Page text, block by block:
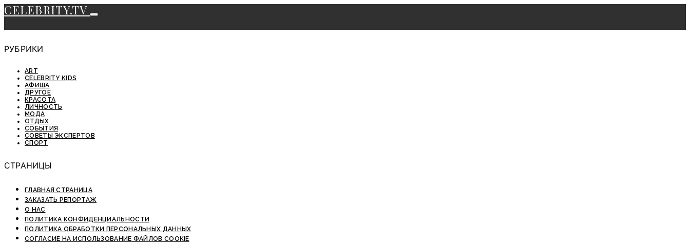
CELEBRITY.TV
РУБРИКИ
ART
CELEBRITY KIDS
АФИША
ДРУГОЕ
КРАСОТА
ЛИЧНОСТЬ
МОДА
ОТДЫХ
СОБЫТИЯ
СОВЕТЫ ЭКСПЕРТОВ
СПОРТ
СТРАНИЦЫ
ГЛАВНАЯ СТРАНИЦА
ЗАКАЗАТЬ РЕПОРТАЖ
О НАС
ПОЛИТИКА КОНФИДЕНЦИАЛЬНОСТИ
ПОЛИТИКА ОБРАБОТКИ ПЕРСОНАЛЬНЫХ ДАННЫХ
СОГЛАСИЕ НА ИСПОЛЬЗОВАНИЕ ФАЙЛОВ COOKIE